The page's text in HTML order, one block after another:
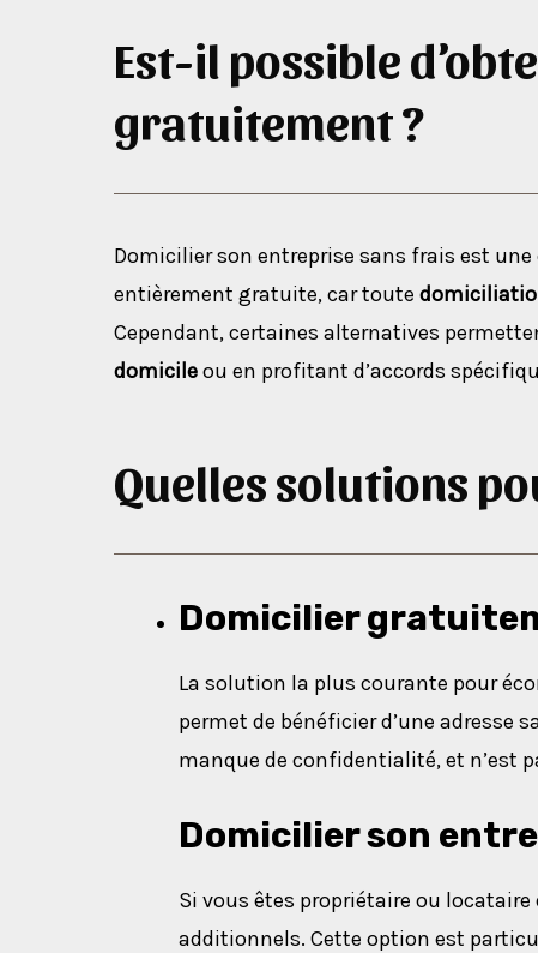
Est-il possible
gratuitement ?
Domicilier son entreprise sans frais est
entièrement gratuite, car toute
Cependant, certaines alternatives
domicileou en profitant d’accords
Quelles solutions
Domicilier
La solution la plus courante pour
permet de bénéficier d’une adresse
manque de confidentialité, et n’est
Domicilier son
Si vous êtes propriétaire ou locataire
additionnels. Cette option est